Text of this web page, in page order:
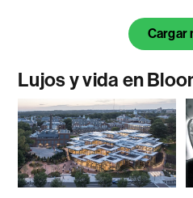
Cargar
Lujos y vida en